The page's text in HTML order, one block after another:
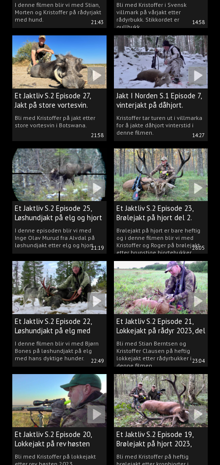
21:43
I denne filmen blir vi med Stian,
Morten og Kristoffer på rådyrjakt
med hund.
14:58
Bli med Kristoffer i Svensk
villmark på vårjakt etter
rådyrbukk. Stikkordet er
gullbukk.
21:58
Et Jaktliv S.2 Episode 27,
Jakt på store vortesvin.
Bli med Kristoffer på jakt etter
store vortesvin i Botswana.
14:27
Jakt I Norden S.1 Episode 7,
vinterjakt på dåhjort.
Kristoffer tar turen ut i villmarka
for å jakte dåhjort vinterstid i
denne filmen.
21:19
Et Jaktliv S.2 Episode 25,
Løshundjakt på elg og hjort
i Norge.
I denne episoden blir vi med
Inge Olav Murud fra Alvdal på
løshundjakt etter elg og hjort.
28:05
Et Jaktliv S.2 Episode 23,
Brølejakt på hjort del 2.
Brølejakt på hjort er bare heftig
og i denne filmen blir vi med
Kristoffer og Roger på brølejakt
etter brunstige hjortebukker.
22:49
Et Jaktliv S.2 Episode 22,
Løshundjakt på elg med
Bjørn Bones
I denne filmen blir vi med Bjørn
Bones på løshundjakt på elg
med hans dyktige hunder.
23:04
Et Jaktliv S.2 Episode 21,
Lokkejakt på rådyr 2023, del
3.
Bli med Stian Berntsen og
Kristoffer Clausen på heftig
lokkejakt etter rådyrbukker i
denne filmen.
Et Jaktliv S.2 Episode 20,
Lokkejakt på rev høsten
2023.
Bli med Kristoffer på lokkejakt
Et Jaktliv S.2 Episode 19,
Brølejakt på hjort 2023,
del.1
Bli med Kristoffer på heftig